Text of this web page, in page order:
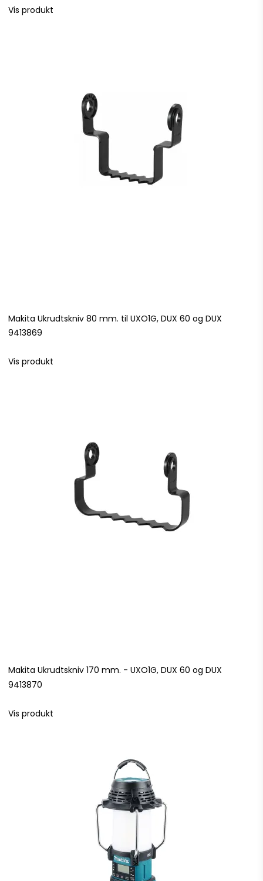
Vis produkt
Makita Ukrudtskniv 80 mm. til UXO1G, DUX 60 og DUX
9413869
Vis produkt
Makita Ukrudtskniv 170 mm. - UXO1G, DUX 60 og DUX
9413870
Vis produkt